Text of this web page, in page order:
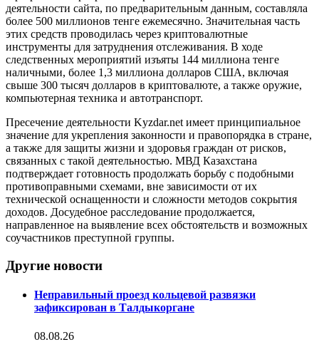
деятельности сайта, по предварительным данным, составляла
более 500 миллионов тенге ежемесячно. Значительная часть
этих средств проводилась через криптовалютные
инструменты для затруднения отслеживания. В ходе
следственных мероприятий изъяты 144 миллиона тенге
наличными, более 1,3 миллиона долларов США, включая
свыше 300 тысяч долларов в криптовалюте, а также оружие,
компьютерная техника и автотранспорт.
Пресечение деятельности Kyzdar.net имеет принципиальное
значение для укрепления законности и правопорядка в стране,
а также для защиты жизни и здоровья граждан от рисков,
связанных с такой деятельностью. МВД Казахстана
подтверждает готовность продолжать борьбу с подобными
противоправными схемами, вне зависимости от их
технической оснащенности и сложности методов сокрытия
доходов. Досудебное расследование продолжается,
направленное на выявление всех обстоятельств и возможных
соучастников преступной группы.
Другие новости
Неправильный проезд кольцевой развязки
зафиксирован в Талдыкоргане
08.08.26